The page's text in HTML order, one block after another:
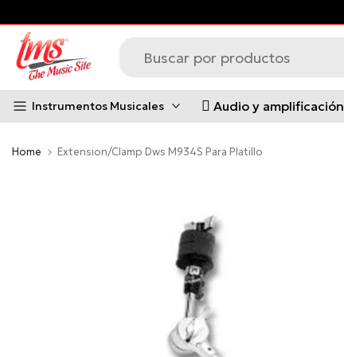
contenido
Instrumentos Musicales Audio y amplificación
Home Extension/Clamp Dws M934S Para Platillo